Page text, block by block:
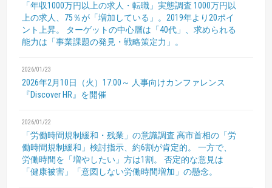
「年収1000万円以上の求人・転職」実態調査 1000万円以
上の求人、75％が「増加している」。2019年より20ポイ
ント上昇。
ターゲットの中心層は「40代」、求められる
能力は「事業課題の発見・戦略策定力」。
2026/01/23
2026年2月10日（火）17:00～ 人事向けカンファレンス
『Discover HR』を開催
2026/01/22
「労働時間規制緩和・残業」の意識調査 高市首相の「労
働時間規制緩和」検討指示、約6割が肯定的。
一方で、
労働時間を「増やしたい」方は1割。
否定的な意見は
「健康被害」「意図しない労働時間増加」の懸念。